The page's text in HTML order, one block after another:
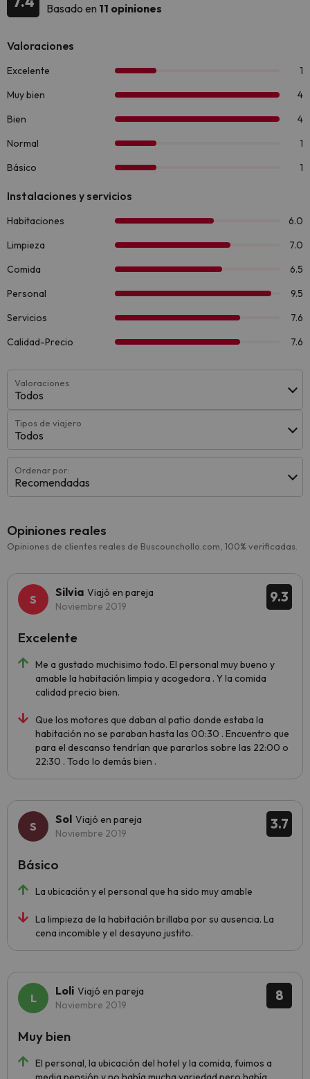
Basado en 11 opiniones
Valoraciones
Todos
Tipos de viajero
Todos
Ordenar por:
Recomendadas
Opiniones reales
Opiniones de clientes reales de Buscounchollo.com, 100% verificadas.
9.3
Silvia Viajó en pareja
Noviembre 2019
Me a gustado muchisimo todo. El personal muy bueno y
amable la habitación limpia y acogedora . Y la comida
calidad precio bien.
Que los motores que daban al patio donde estaba la
habitación no se paraban hasta las 00:30 . Encuentro que
para el descanso tendrían que pararlos sobre las 22:00 o
22:30 . Todo lo demás bien .
Excelente
3.7
Sol Viajó en pareja
Noviembre 2019
La ubicación y el personal que ha sido muy amable
La limpieza de la habitación brillaba por su ausencia. La
cena incomible y el desayuno justito.
Básico
8
Loli Viajó en pareja
Noviembre 2019
El personal, la ubicación del hotel y la comida, fuimos a
Muy bien